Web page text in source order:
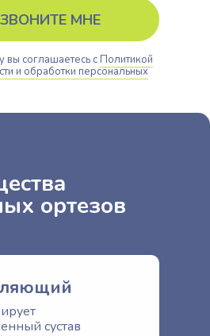
вы соглашаетесь с Политикой
и обработки персональных
МНЕ
ортезов
сустав